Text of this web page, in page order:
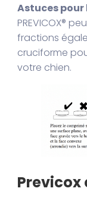
Astuces pour
PREVICOX®
fractions
cruciforme
votre chien.
Previcox